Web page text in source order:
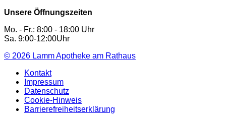
Unsere Öffnungszeiten
Mo. - Fr.: 8:00 - 18:00 Uhr
Sa. 9:00-12:00Uhr
© 2026 Lamm Apotheke am Rathaus
Kontakt
Impressum
Datenschutz
Cookie-Hinweis
Barrierefreiheitserklärung